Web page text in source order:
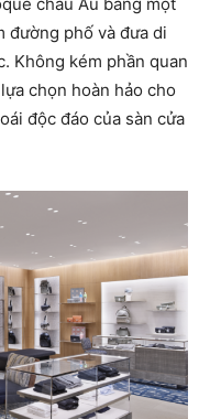
đường phố và đưa di
Không kém phần quan
chọn hoàn hảo cho
độc đáo của sàn cửa